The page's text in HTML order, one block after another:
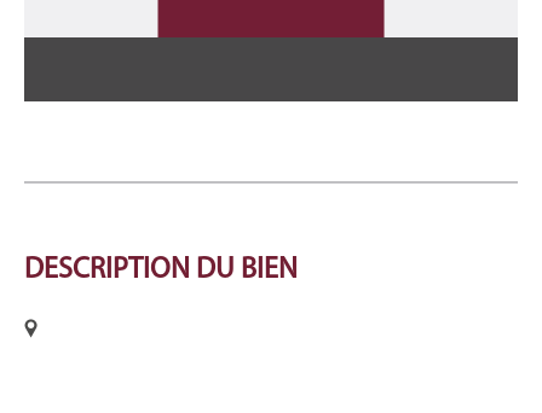
DESCRIPTION DU BIEN